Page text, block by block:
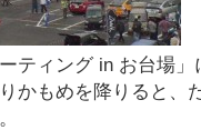
ティング in お台場
かもめを降りると、